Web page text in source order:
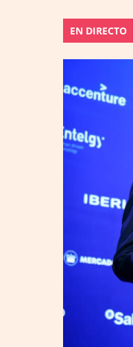
EN DIRECTO